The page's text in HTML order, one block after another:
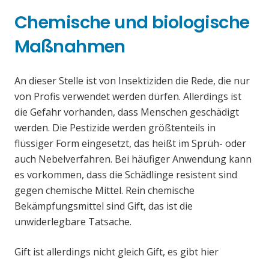
Chemische und biologische
Maßnahmen
An dieser Stelle ist von Insektiziden die Rede, die nur
von Profis verwendet werden dürfen. Allerdings ist
die Gefahr vorhanden, dass Menschen geschädigt
werden. Die Pestizide werden größtenteils in
flüssiger Form eingesetzt, das heißt im Sprüh- oder
auch Nebelverfahren. Bei häufiger Anwendung kann
es vorkommen, dass die Schädlinge resistent sind
gegen chemische Mittel. Rein chemische
Bekämpfungsmittel sind Gift, das ist die
unwiderlegbare Tatsache.
Gift ist allerdings nicht gleich Gift, es gibt hier